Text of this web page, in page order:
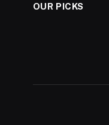
OUR PICKS